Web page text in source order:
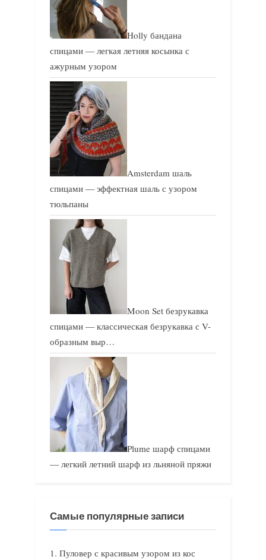
Holly бандана
спицами — легкая летняя косынка с
ажурным узором
Amsterdam шаль
спицами — эффектная шаль с узором
тюльпаны
Moon Set безрукавка
спицами — классическая безрукавка с V-
образным выр…
Plume шарф спицами
— легкий летний шарф из льняной пряжи
Самые популярные записи
Пуловер с красивым узором из кос